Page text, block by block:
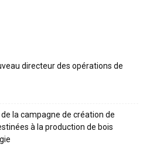
directeur des opérations de
la campagne de création de
à la production de bois